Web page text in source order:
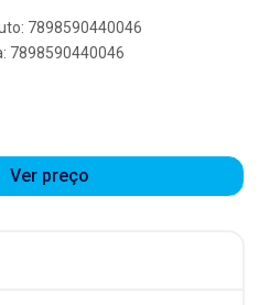
7898590440046
7898590440046
Ver preço